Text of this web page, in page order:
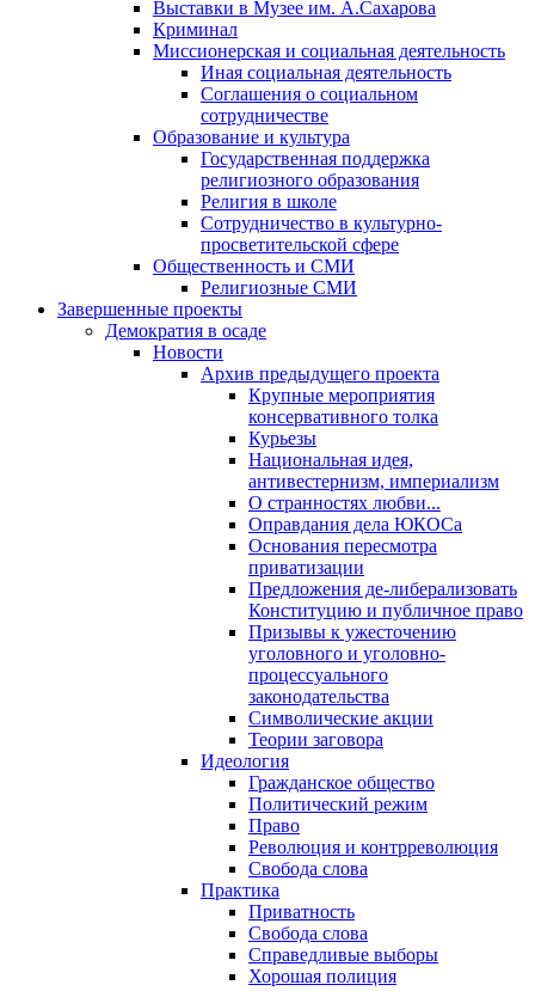
Выставки в Музее им. А.Сахарова
Криминал
Миссионерская и социальная деятельность
Иная социальная деятельность
Соглашения о социальном
сотрудничестве
Образование и культура
Государственная поддержка
религиозного образования
Религия в школе
Сотрудничество в культурно-
просветительской сфере
Общественность и СМИ
Религиозные СМИ
Завершенные проекты
Демократия в осаде
Новости
Архив предыдущего проекта
Крупные мероприятия
консервативного толка
Курьезы
Национальная идея,
антивестернизм, империализм
О странностях любви...
Оправдания дела ЮКОСа
Основания пересмотра
приватизации
Предложения де-либерализовать
Конституцию и публичное право
Призывы к ужесточению
уголовного и уголовно-
процессуального
законодательства
Символические акции
Теории заговора
Идеология
Гражданское общество
Политический режим
Право
Революция и контрреволюция
Свобода слова
Практика
Приватность
Свобода слова
Справедливые выборы
Хорошая полиция